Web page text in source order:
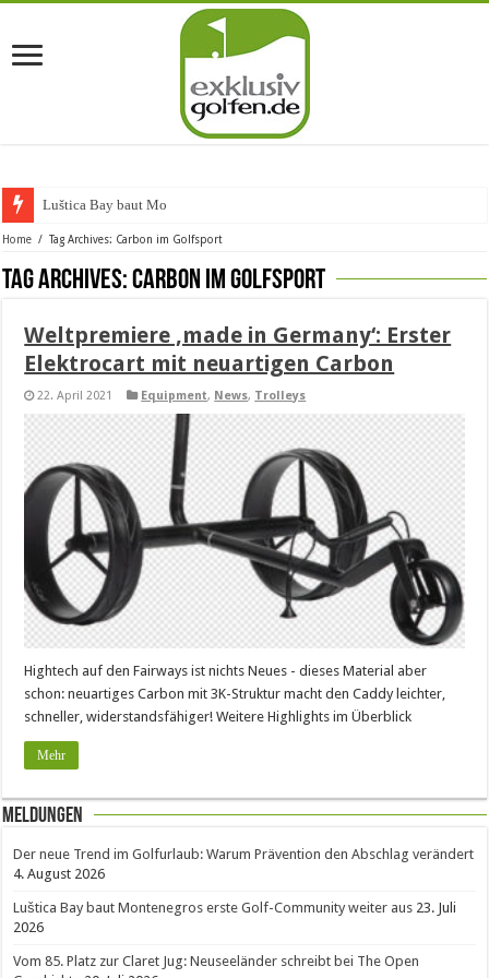
Luštica Bay baut Montene
Home / Tag Archives: Carbon im Golfsport
Tag Archives:Carbon im Golfsport
Weltpremiere ‚made in Germany‘: Erster
Elektrocart mit neuartigen Carbon
22. April 2021 Equipment, News, Trolleys
Hightech auf den Fairways ist nichts Neues - dieses Material aber
schon: neuartiges Carbon mit 3K-Struktur macht den Caddy leichter,
schneller, widerstandsfähiger! Weitere Highlights im Überblick
Mehr
Meldungen
Der neue Trend im Golfurlaub: Warum Prävention den Abschlag verändert
4. August 2026
Luštica Bay baut Montenegros erste Golf-Community weiter aus 23. Juli
2026
Vom 85. Platz zur Claret Jug: Neuseeländer schreibt bei The Open